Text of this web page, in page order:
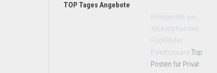
TOP Tages Angebote
Kleingeräte aus
Amazon Kunden
Rückläufer
Palettenware Top
Posten für Privat